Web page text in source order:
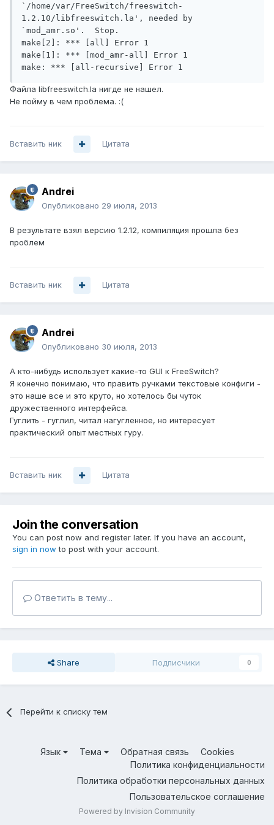
`/home/var/FreeSwitch/freeswitch-
1.2.10/libfreeswitch.la', needed by
`mod_amr.so'.  Stop.
make[2]: *** [all] Error 1
make[1]: *** [mod_amr-all] Error 1
Файла libfreeswitch.la нигде не нашел.
Не пойму в чем проблема. :(
Вставить ник Цитата
Andrei
Опубликовано 29 июля, 2013
В результате взял версию 1.2.12, компиляция прошла без
проблем
Вставить ник Цитата
Andrei
Опубликовано 30 июля, 2013
А кто-нибудь использует какие-то GUI к FreeSwitch?
Я конечно понимаю, что править ручками текстовые конфиги -
это наше все и это круто, но хотелось бы чуток
дружественного интерфейса.
Гуглить - гуглил, читал нагугленное, но интересует
практический опыт местных гуру.
Вставить ник Цитата
Join the conversation
You can post now and register later. If you have an account,
sign in now to post with your account.
Ответить в тему...
Share Подписчики 0
Перейти к списку тем
Язык Тема Обратная связь
Cookies
Политика конфиденциальности
Политика обработки персональных данных
Пользовательское соглашение
Powered by Invision Community